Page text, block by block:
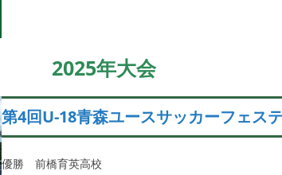
2025年大会
第4回U-18青森ユースサッカーフェス
優勝 前橋育英高校